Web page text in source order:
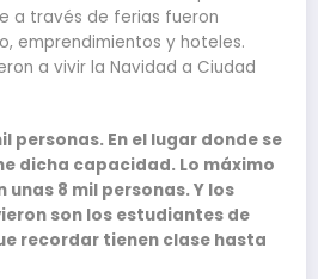
a través de ferias fueron
emprendimientos y hoteles.
a vivir la Navidad a Ciudad
personas. En el lugar donde se
dicha capacidad. Lo máximo
unas 8 mil personas. Y los
son los estudiantes de
recordar tienen clase hasta